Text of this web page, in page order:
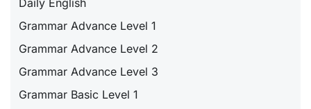
Grammar Advance Level 1
Grammar Advance Level 2
Grammar Advance Level 3
Grammar Basic Level 1